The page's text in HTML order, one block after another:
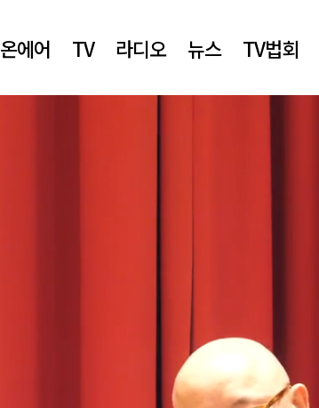
온에어 TV 라디오 뉴스 TV법회